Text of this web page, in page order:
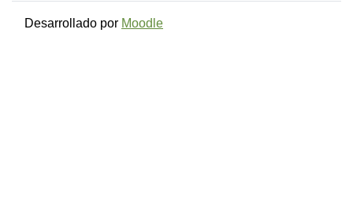
Desarrollado por Moodle